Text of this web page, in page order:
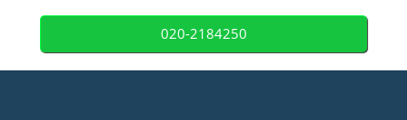
020-2184250